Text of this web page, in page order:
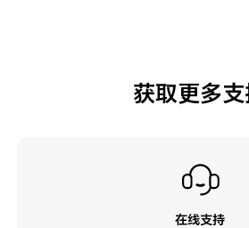
获取更多
在线支持